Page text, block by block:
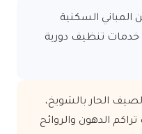
السكنية
خدمات تنظيف دورية
الحار بالشويخ،
الدهون والروائح